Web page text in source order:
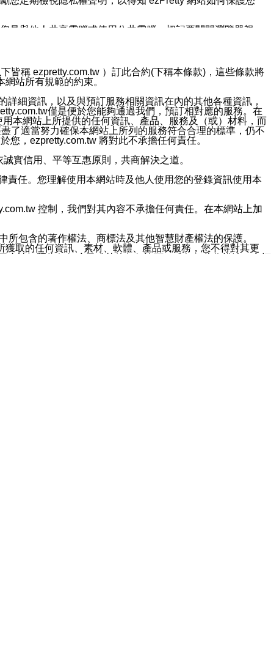
是與他人共享電腦或使用公共電腦，切記要關閉瀏覽器視
資料或電子郵件所指示之方法、說明或功能連結，隨時
將可收到通知型訊息。
皆稱 ezpretty.com.tw ）訂此合約(下稱本條款)，這些條款將
站所有規範的約束。
細資訊，以及與預訂服務相關資訊在內的其他各種資訊，
僅是便於您能夠通過我們，預訂相對應的服務。在
本網站上所提供的任何資訊、產品、服務及（或）材料，而
了適當努力確保本網站上所列的服務符合合理的標準，仍不
，ezpretty.com.tw 將對此不承擔任何責任。
實信用、平等互惠原則，共商解決之道。
責任。您理解使用本網站時及他人使用您的登錄資訊使用本
控制，我們對其內容不承擔任何責任。在本網站上加
包含的著作權法、商標法及其他智慧財產權法的保護。
取的任何資訊、素材、軟體、產品或服務，您不得對其更